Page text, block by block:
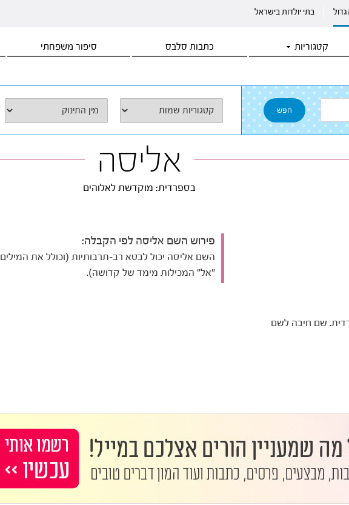
בתי יולדות בישראל
קטגוריות כתבות סלבס סיפור משפחתי
אליסה
בספרדית: מוקדשת לאלוהים
שם חיבה לשם
פירוש השם אליסה לפי הקבלה:
השם אליסה יכול לבטא רב-תרבותיות (וכולל את המילים
"אל" המכילות מימד של קדושה).